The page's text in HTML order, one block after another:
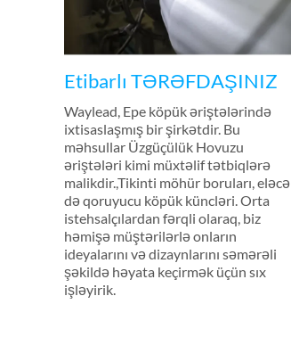
Etibarlı TƏRƏFDAŞINIZ
Waylead, Epe köpük əriştələrində
ixtisaslaşmış bir şirkətdir. Bu
məhsullar Üzgüçülük Hovuzu
əriştələri kimi müxtəlif tətbiqlərə
malikdir.,Tikinti möhür boruları, eləcə
də qoruyucu köpük küncləri. Orta
istehsalçılardan fərqli olaraq, biz
həmişə müştərilərlə onların
ideyalarını və dizaynlarını səmərəli
şəkildə həyata keçirmək üçün sıx
işləyirik.